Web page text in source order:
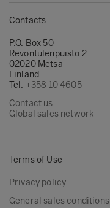
Contacts
P.O. Box 50
Revontulenpuisto 2
02020 Metsä
Finland
Tel: +358 10 4605
Contact us
Global sales network
Terms of Use
Privacy policy
General sales conditions